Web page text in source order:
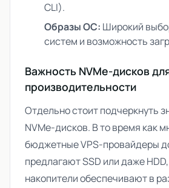
CLI).
Образы ОС: Широкий
систем и возможность
Важность NVMe-дисков
производительности
Отдельно стоит подчеркнуть
NVMe-дисков. В то время как
бюджетные VPS-провайдеры
предлагают SSD или даже
накопители обеспечивают в